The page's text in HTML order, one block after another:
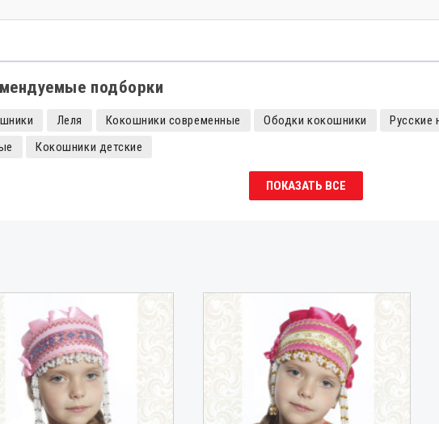
подборки
Леля Кокошники современные Ободки кокошники
Русские
Кокошники детские
ПОКАЗАТЬ ВСЕ